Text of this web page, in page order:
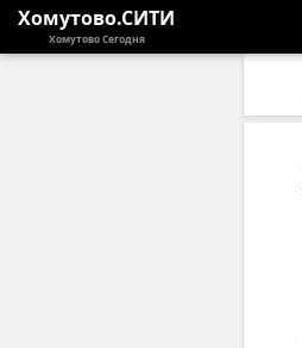
Хомутово.СИТИ
Хомутово Сегодня